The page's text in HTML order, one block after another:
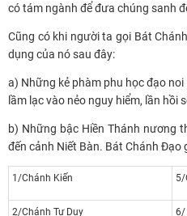
có tám ngành để đưa chúng sanh
Cũng có khi người ta gọi Bát
dụng của nó sau đây:
a) Những kẻ phàm phu học đạo
lầm lạc vào nẻo nguy hiểm, lần hồi
b) Những bậc Hiền Thánh nương
đến cảnh Niết Bàn. Bát Chánh Đạo
1/Chánh Kiến 5/
2/Chánh Tư Duy 6/